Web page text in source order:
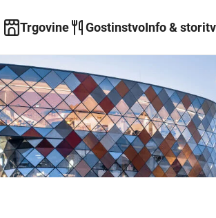
Trgovine GostinstvoInfo &